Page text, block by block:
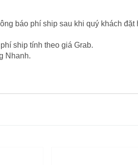
báo phí ship sau khi quý khách đặt
ship tính theo giá Grab.
Nhanh.